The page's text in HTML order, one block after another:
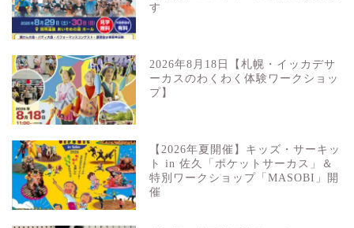
す
2026年8月18日【札幌・イッカデサ
ーカスのわくわく体験ワークショッ
プ】
【2026年夏開催】キッズ・サーキッ
ト in 佐久「ポケットサーカス」＆
特別ワークショップ「MASOBI」開
催